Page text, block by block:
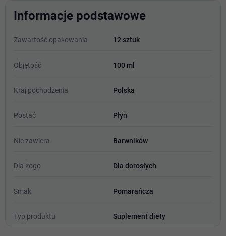
Informacje podstawowe
Zawartość opakowania 12 sztuk
Objętość 100 ml
Kraj pochodzenia Polska
Postać Płyn
Nie zawiera Barwników
Dla kogo Dla dorosłych
Smak Pomarańcza
Typ produktu Suplement diety